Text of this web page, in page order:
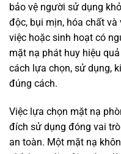
bảo vệ người sử dụng
độc, bụi mịn, hóa chất
việc hoặc sinh hoạt có
mặt nạ phát huy hiệu
cách lựa chọn, sử dụng,
đúng cách.
Việc lựa chọn mặt nạ
đích sử dụng đóng vai
an toàn. Một mặt nạ